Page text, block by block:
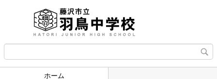
ホーム